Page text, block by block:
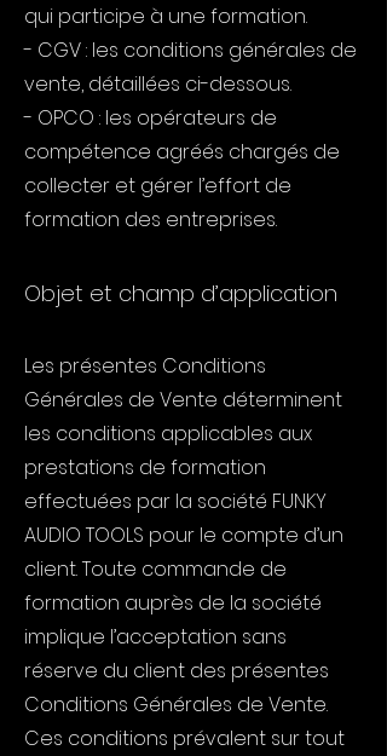
qui participe à une formation.
- CGV : les conditions générales de
vente, détaillées ci-dessous.
- OPCO : les opérateurs de
compétence agréés chargés de
collecter et gérer l’effort de
formation des entreprises.
Objet et champ d’application
Les présentes Conditions
Générales de Vente déterminent
les conditions applicables aux
prestations de formation
effectuées par la société FUNKY
AUDIO TOOLS pour le compte d’un
client. Toute commande de
formation auprès de la société
implique l’acceptation sans
réserve du client des présentes
Conditions Générales de Vente.
Ces conditions prévalent sur tout